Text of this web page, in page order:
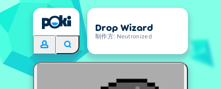
Drop Wizard
制作方: Neutronized